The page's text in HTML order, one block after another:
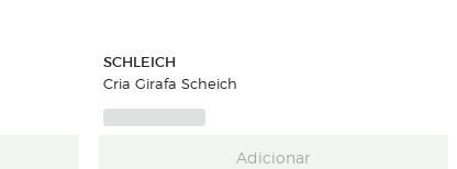
SCHLEICH
Cria Girafa Scheich
Adicionar